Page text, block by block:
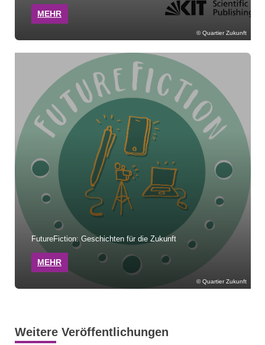
Quartier Zukunft
MEHR
Quartier Zukunft
FutureFiction: Geschichten für die Zukunft
MEHR
Weitere Veröffentlichungen